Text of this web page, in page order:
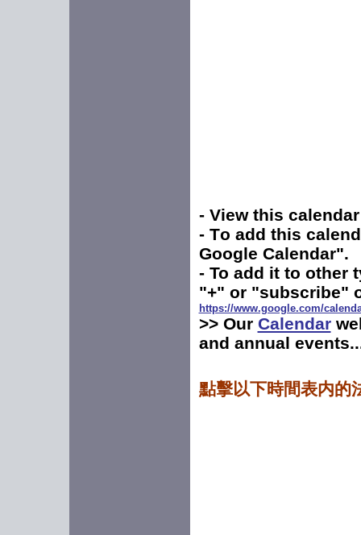
- View this
- To add this
Google Calendar".
- To add it to other
"+" or "subscribe"
https://www.google.com/
>> Our Calendar
and annual
點擊以下時間表内的